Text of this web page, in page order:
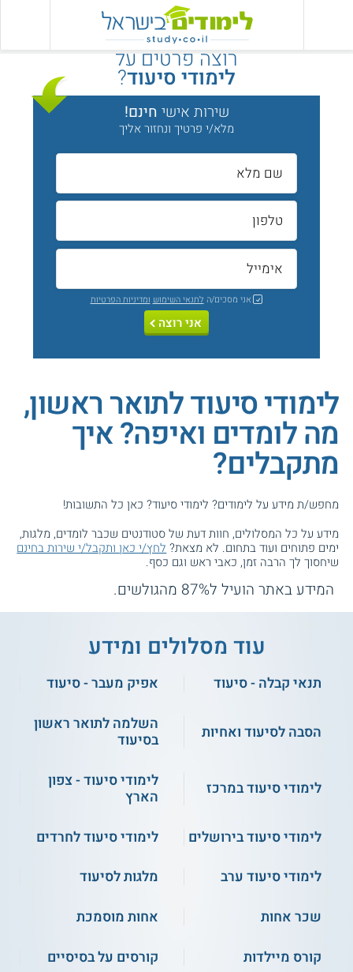
לימודי סיעוד לתואר ראשון,
מה לומדים ואיפה? איך
מתקבלים?
מחפש/ת מידע על לימודים? לימודי סיעוד? כאן כל התשובות!
מידע על כל המסלולים, חוות דעת של סטודנטים שכבר לומדים, מלגות,
ימים פתוחים ועוד בתחום. לא מצאת? לחץ/י כאן ותקבל/י שירות בחינם
שיחסוך לך הרבה זמן, כאבי ראש וגם כסף.
המידע באתר הועיל ל87% מהגולשים.
רוצה פרטים על
לימודי סיעוד?
שירות אישי חינם!
מלא/י פרטיך ונחזור אליך
אני מסכים/ה לתנאי השימוש ומדיניות הפרטיות
אני רוצה
עוד מסלולים ומידע
תנאי קבלה - סיעוד אפיק מעבר - סיעוד
הסבה לסיעוד ואחיות
השלמה לתואר ראשון
בסיעוד
לימודי סיעוד במרכז
לימודי סיעוד - צפון
הארץ
לימודי סיעוד בירושלים
לימודי סיעוד לחרדים
לימודי סיעוד ערב
מלגות לסיעוד
שכר אחות
אחות מוסמכת
קורס מיילדות
קורסים על בסיסיים